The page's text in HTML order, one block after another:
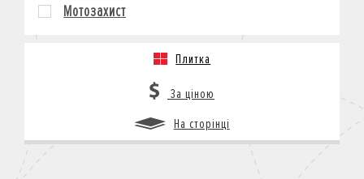
Мотозахист
Плитка
За ціною
На сторінці